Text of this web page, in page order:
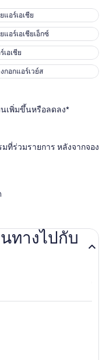
แอร์เอเชีย
แอร์เอเชียเอ็กซ์
เอเชีย
กอกแอร์เวย์ส
นเพิ่มขึ้นหรือลดลง*
ที่ร่วมรายการ หลังจากจอง
ทางไปกับ